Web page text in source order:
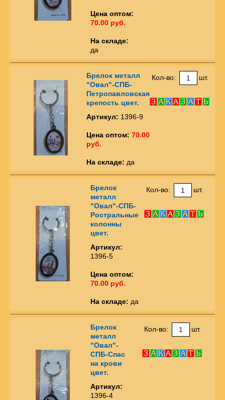
Цена оптом:
70.00 руб.
На складе:
да
Брелок металл
"Овал"-СПБ-
Петропавловская
крепость цвет.
Артикул: 1396-9
Цена оптом: 70.00
руб.
На складе: да
Кол-во: шт.
Брелок
металл
"Овал"-СПБ-
Ростральные
колонны
цвет.
Артикул:
1396-5
Цена оптом:
70.00 руб.
На складе: да
Кол-во: шт.
Брелок
металл
"Овал"-
СПБ-Спас
на крови
цвет.
Артикул:
1396-4
Кол-во: шт.